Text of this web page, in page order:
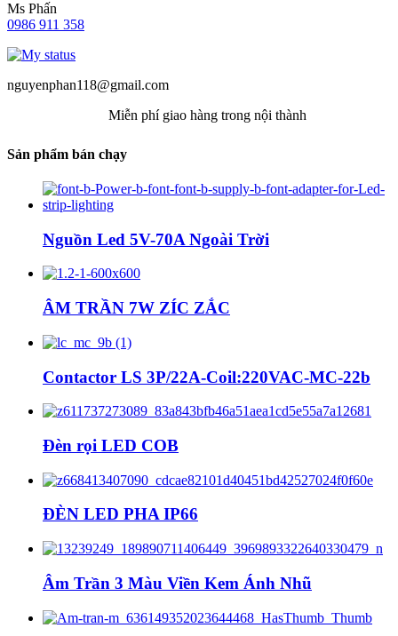
Ms Phấn
0986 911 358
nguyenphan118@gmail.com
Miễn phí giao hàng trong nội thành
Sản phẩm bán chạy
Nguồn Led 5V-70A Ngoài Trời
ÂM TRẦN 7W ZÍC ZẮC
Contactor LS 3P/22A-Coil:220VAC-MC-22b
Đèn rọi LED COB
ĐÈN LED PHA IP66
Âm Trần 3 Màu Viền Kem Ánh Nhũ